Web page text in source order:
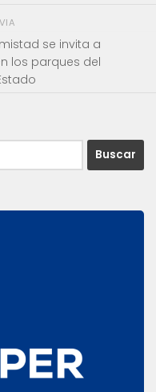
se invita a
los parques del